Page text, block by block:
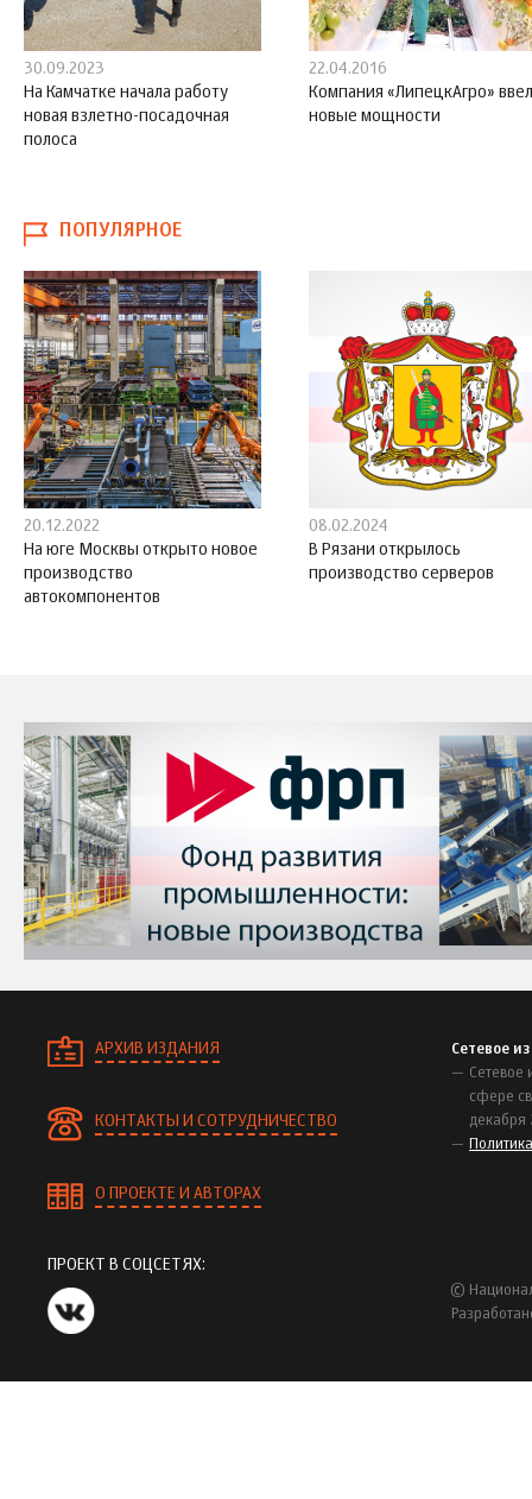
30.09.2023
На Камчатке начала работу
новая взлетно-посадочная
полоса
22.04.2016
Компания «ЛипецкАгро»
новые мощности
ПОПУЛЯРНОЕ
20.12.2022
На юге Москвы открыто новое
производство
автокомпонентов
08.02.2024
В Рязани открылось
производство серверов
АРХИВ ИЗДАНИЯ
КОНТАКТЫ И СОТРУДНИЧЕСТВО
О ПРОЕКТЕ И АВТОРАХ
Сетевое
Сетевое
сфере
декабря
ПРОЕКТ В СОЦСЕТЯХ:
©